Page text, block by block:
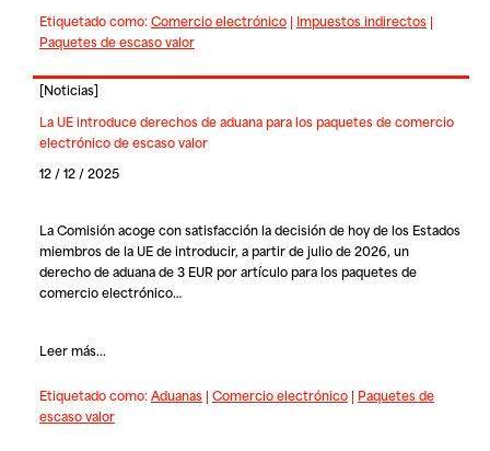
Etiquetado como:Comercio electrónico| Impuestos indirectos|
Paquetes de escaso valor
[Noticias]
La UE introduce derechos de aduana para los paquetes de comercio
electrónico de escaso valor
12 / 12 / 2025
La Comisión acoge con satisfacción la decisión de hoy de los Estados
miembros de la UE de introducir, a partir de julio de 2026, un
derecho de aduana de 3 EUR por artículo para los paquetes de
comercio electrónico…
Leer más...
Etiquetado como:Aduanas| Comercio electrónico| Paquetes de
escaso valor